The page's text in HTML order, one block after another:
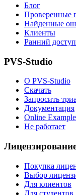
Блог
Проверенные
Найденные
Клиенты
Ранний доступ
PVS-Studio
О PVS-Studio
Скачать
Запросить
Документация
Online
Не работает
Покупка
Выбор
Для клиентов
Для студентов